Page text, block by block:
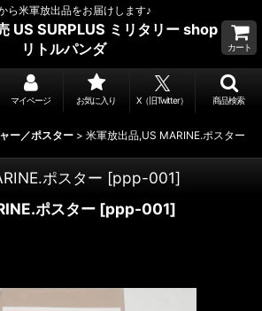
ら米軍放出品をお届けします♪
US SURPLUS ミリタリー shop
リトルパンダ
カート
マイページ お気に入り X（旧Twitter） 商品検索
ー／ポスター > 米軍放出品,US MARINE.ポスター
ポスター [ppp-001]
ポスター [ppp-001]